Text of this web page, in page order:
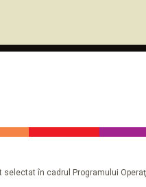
selectat în cadrul Programului